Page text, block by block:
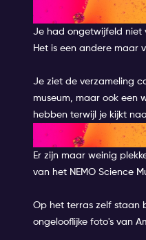
BEZOEK
Je had ongetwijfeld niet
Het is een andere maar
Je ziet de verzameling
museum, maar ook een
hebben terwijl je kijkt
EEN 360°
Er zijn maar weinig
van het NEMO Science
Op het terras zelf staan
ongelooflijke foto's van